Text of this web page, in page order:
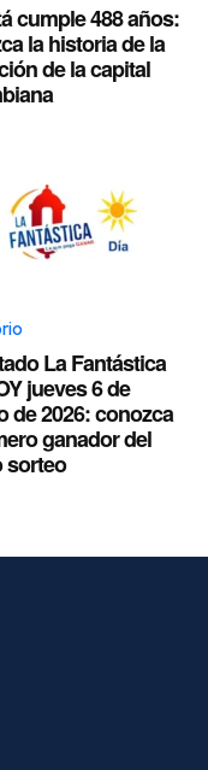
cumple 488 años:
la historia de la
de la capital
La Fantástica
jueves 6 de
de 2026: conozca
ganador del
sorteo